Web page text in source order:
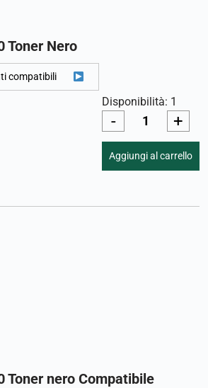
Toner Nero
compatibili
Disponibilità: 1
- +
Aggiungi al carrello
Toner nero Compatibile